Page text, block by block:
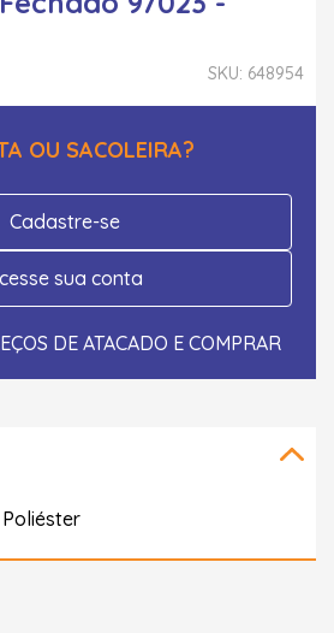
SKU: 648954
OU SACOLEIRA?
Cadastre-se
sua conta
DE ATACADO E COMPRAR